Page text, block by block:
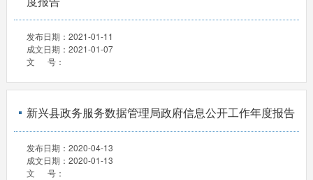
发布日期： 2021-01-11
成文日期： 2021-01-07
文 号：
新兴县政务服务数据管理局政府信息公开工作年度报告
发布日期： 2020-04-13
成文日期： 2020-01-13
文 号：